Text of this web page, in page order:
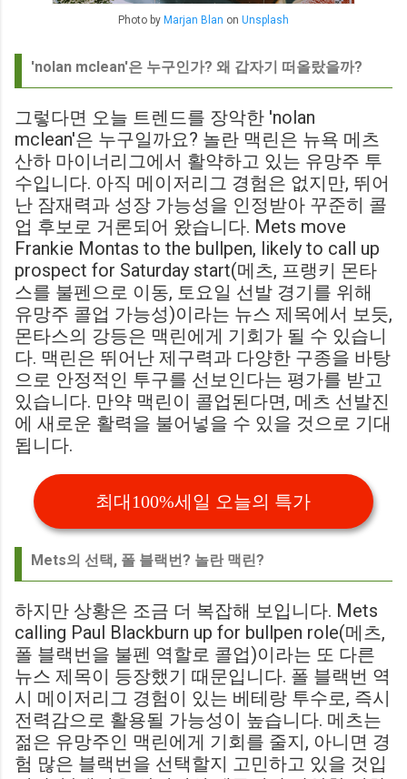
Photo by Marjan Blan on Unsplash
'nolan mclean'은 누구인가? 왜 갑자기 떠올랐을까?
그렇다면 오늘 트렌드를 장악한 'nolan
mclean'은 누구일까요? 놀란 맥린은 뉴욕 메츠
산하 마이너리그에서 활약하고 있는 유망주 투
수입니다. 아직 메이저리그 경험은 없지만, 뛰어
난 잠재력과 성장 가능성을 인정받아 꾸준히 콜
업 후보로 거론되어 왔습니다. Mets move
Frankie Montas to the bullpen, likely to call up
prospect for Saturday start(메츠, 프랭키 몬타
스를 불펜으로 이동, 토요일 선발 경기를 위해
유망주 콜업 가능성)이라는 뉴스 제목에서 보듯,
몬타스의 강등은 맥린에게 기회가 될 수 있습니
다. 맥린은 뛰어난 제구력과 다양한 구종을 바탕
으로 안정적인 투구를 선보인다는 평가를 받고
있습니다. 만약 맥린이 콜업된다면, 메츠 선발진
에 새로운 활력을 불어넣을 수 있을 것으로 기대
됩니다.
최대100%세일 오늘의 특가
Mets의 선택, 폴 블랙번? 놀란 맥린?
하지만 상황은 조금 더 복잡해 보입니다. Mets
calling Paul Blackburn up for bullpen role(메츠,
폴 블랙번을 불펜 역할로 콜업)이라는 또 다른
뉴스 제목이 등장했기 때문입니다. 폴 블랙번 역
시 메이저리그 경험이 있는 베테랑 투수로, 즉시
전력감으로 활용될 가능성이 높습니다. 메츠는
젊은 유망주인 맥린에게 기회를 줄지, 아니면 경
험 많은 블랙번을 선택할지 고민하고 있을 것입